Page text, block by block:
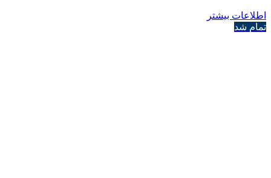
اطلاعات بیشتر
تمام شد